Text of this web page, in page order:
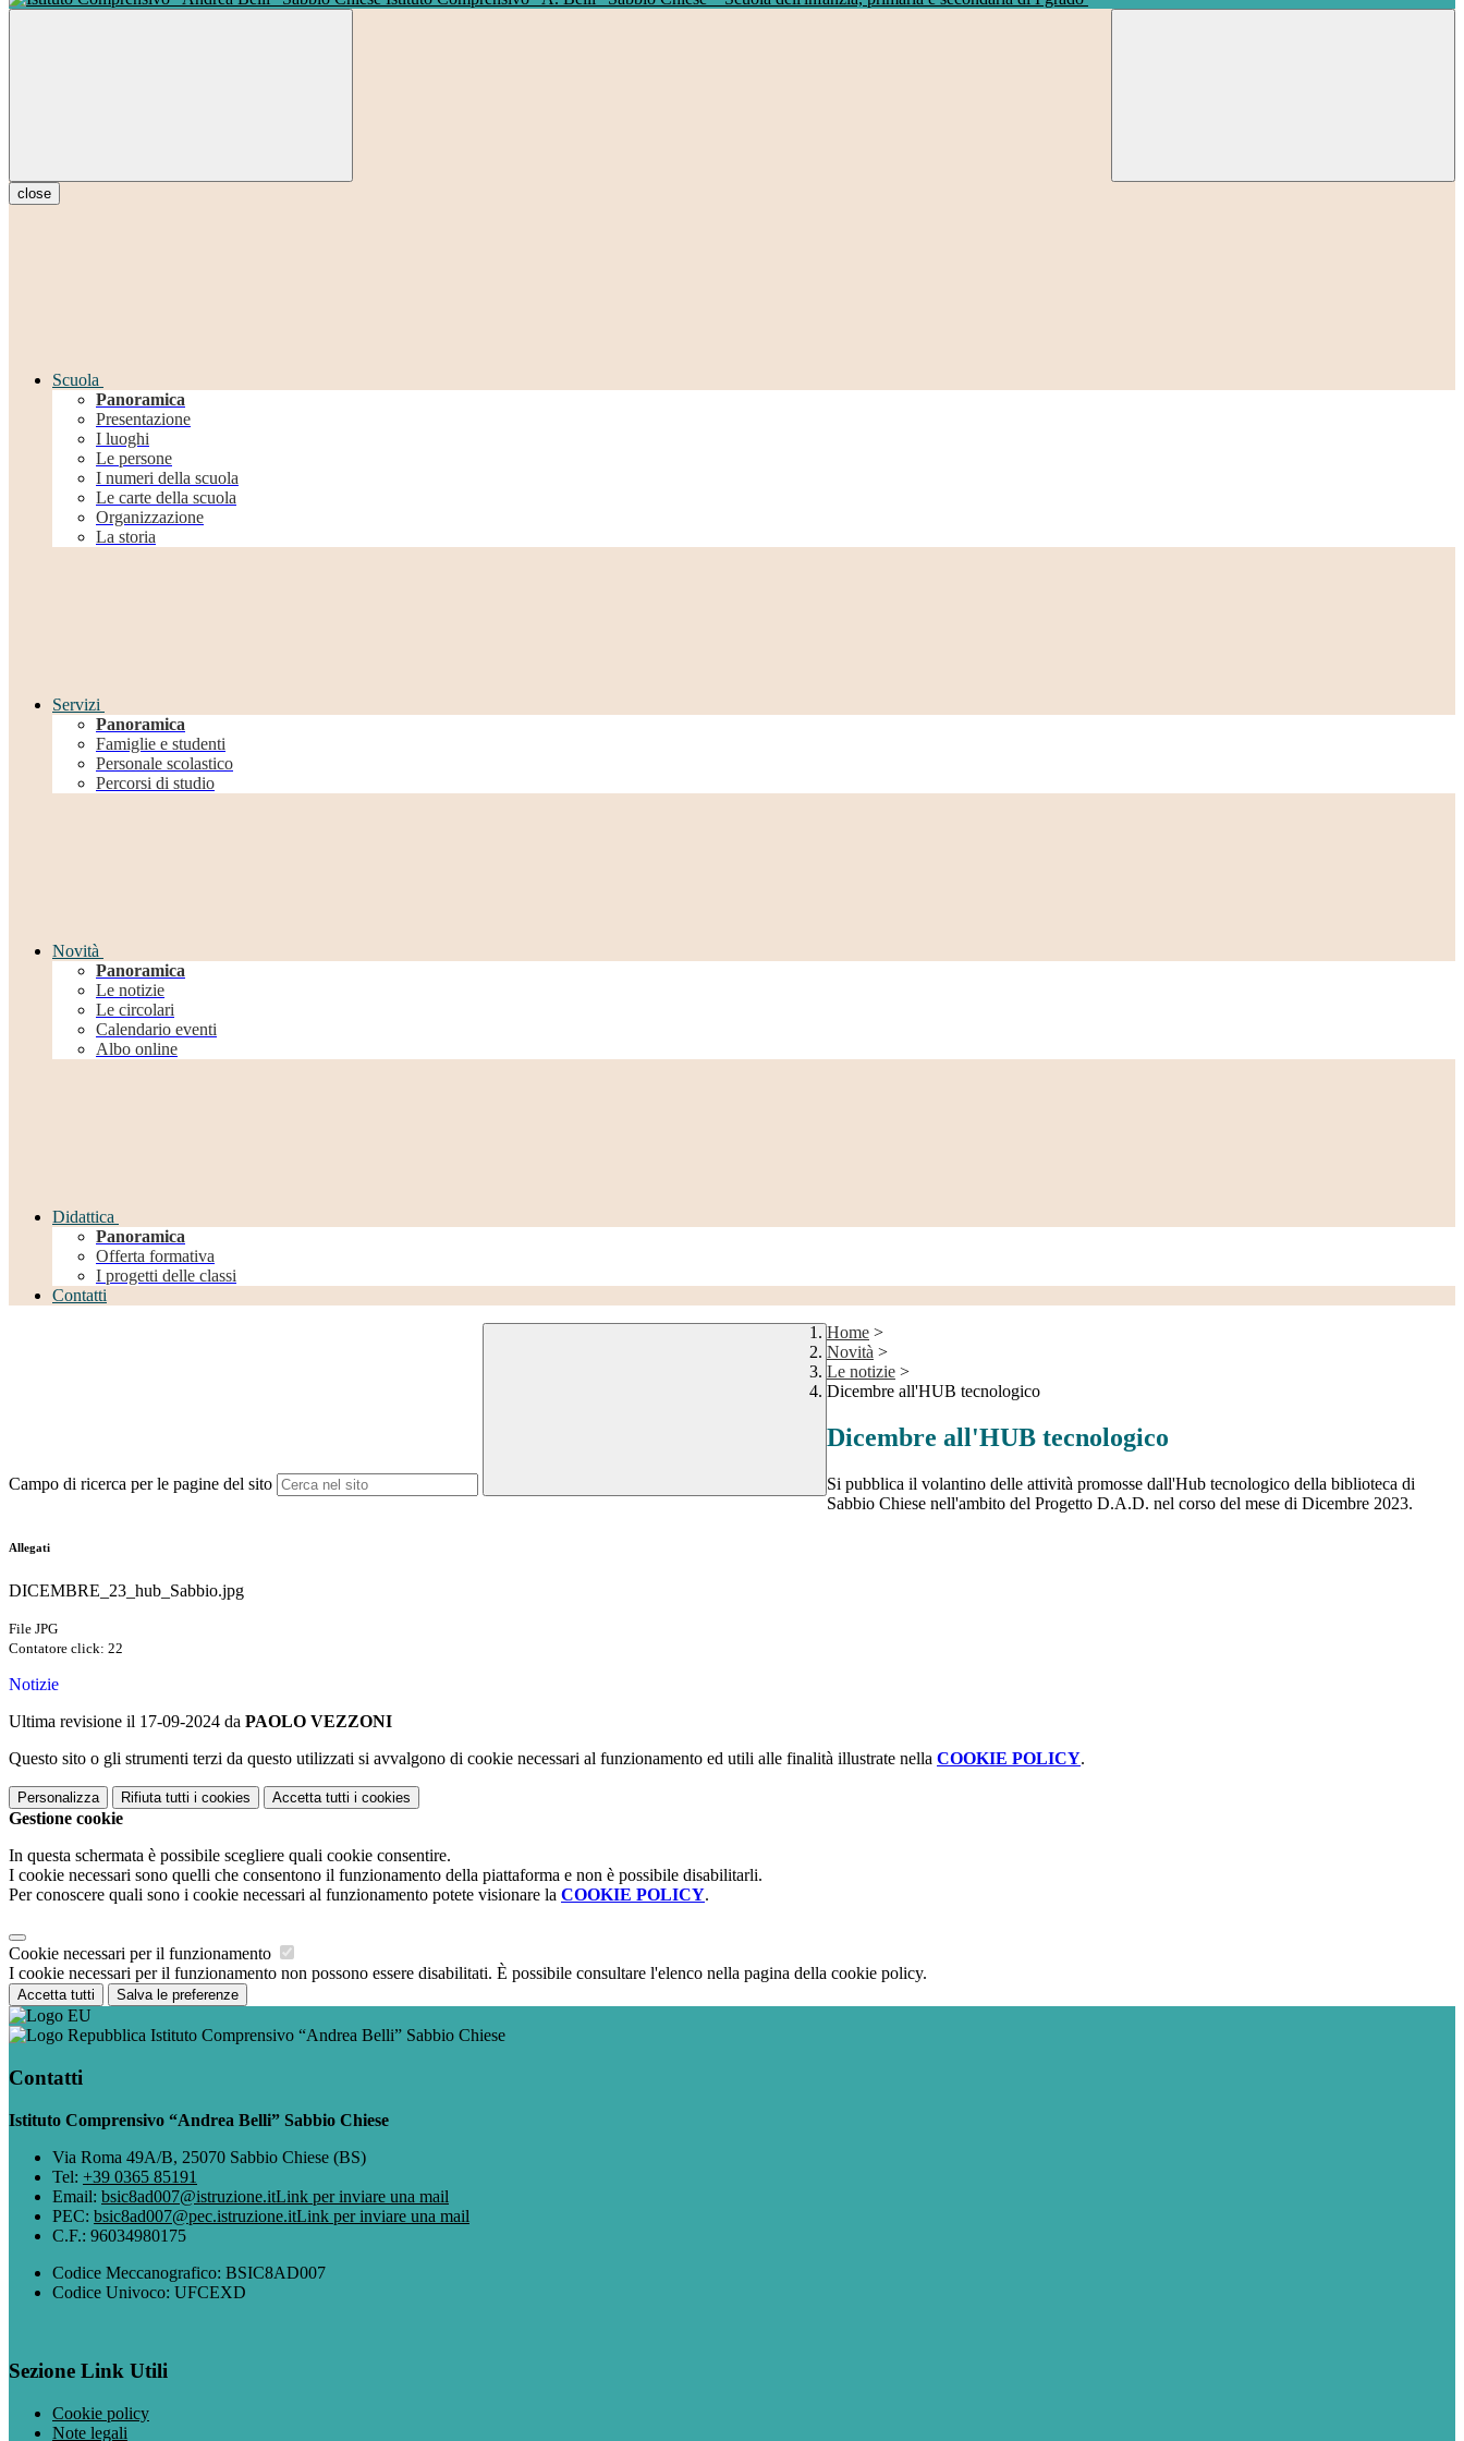
close
Scuola
Panoramica
Presentazione
I luoghi
Le persone
I numeri della scuola
Le carte della scuola
Organizzazione
La storia
Servizi
Panoramica
Famiglie e studenti
Personale scolastico
Percorsi di studio
Novità
Panoramica
Le notizie
Le circolari
Calendario eventi
Albo online
Didattica
Panoramica
Offerta formativa
I progetti delle classi
Contatti
Campo di ricerca per le pagine del sito
Home >
Novità >
Le notizie >
Dicembre all'HUB tecnologico
Dicembre all'HUB tecnologico
Si pubblica il volantino delle attività promosse dall'Hub tecnologico della biblioteca di
Sabbio Chiese nell'ambito del Progetto D.A.D. nel corso del mese di Dicembre 2023.
Allegati
DICEMBRE_23_hub_Sabbio.jpg
File JPG
Contatore click: 22
Notizie
Ultima revisione il 17-09-2024 da PAOLO VEZZONI
Questo sito o gli strumenti terzi da questo utilizzati si avvalgono di cookie necessari al funzionamento ed utili alle finalità illustrate nella COOKIE POLICY.
Personalizza Rifiuta tutti i cookies Accetta tutti i cookies
Gestione cookie
In questa schermata è possibile scegliere quali cookie consentire.
I cookie necessari sono quelli che consentono il funzionamento della piattaforma e non è possibile disabilitarli.
Per conoscere quali sono i cookie necessari al funzionamento potete visionare la COOKIE POLICY.
Cookie necessari per il funzionamento
I cookie necessari per il funzionamento non possono essere disabilitati. È possibile consultare l'elenco nella pagina della cookie policy.
Accetta tutti Salva le preferenze
Istituto Comprensivo “Andrea Belli” Sabbio Chiese
Contatti
Istituto Comprensivo “Andrea Belli” Sabbio Chiese
Via Roma 49A/B, 25070 Sabbio Chiese (BS)
Tel: +39 0365 85191
Email: bsic8ad007@istruzione.itLink per inviare una mail
PEC: bsic8ad007@pec.istruzione.itLink per inviare una mail
C.F.: 96034980175
Codice Meccanografico: BSIC8AD007
Codice Univoco: UFCEXD
Sezione Link Utili
Cookie policy
Note legali